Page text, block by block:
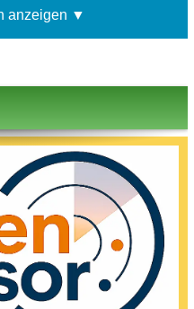
anzeigen ▼